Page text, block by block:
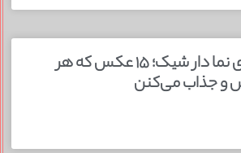
گردنبند رشته ای نما دار شیک؛ ۱۵ عکس که هر
و جذاب می‌کنن